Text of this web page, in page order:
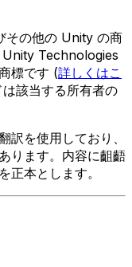
その他の Unity の商
Unity Technologies
標です (詳しくはこ
該当する所有者の
訳を使用しており、
ります。内容に齟齬
正本とします。